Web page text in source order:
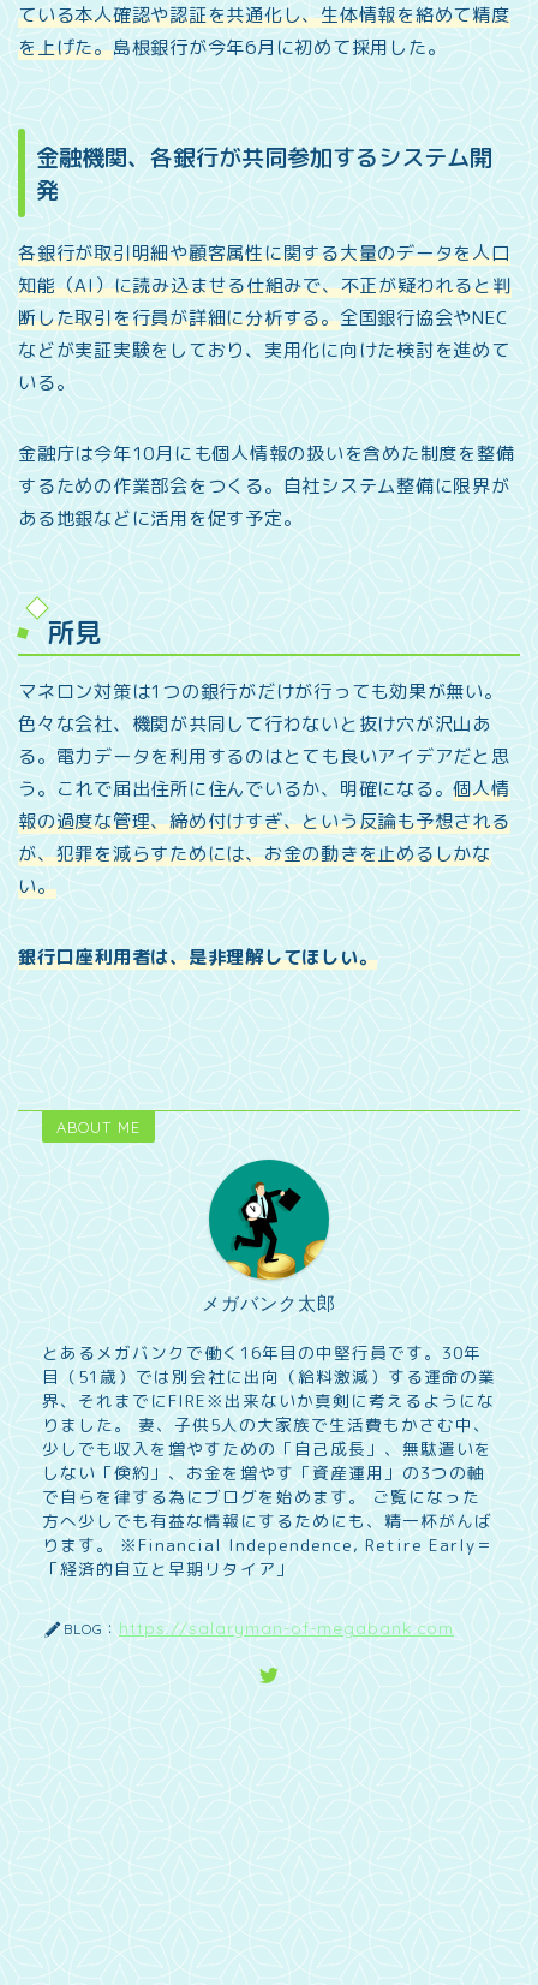
ている本人確認や認証を共通化し、生体情報を絡めて精度
を上げた。島根銀行が今年6月に初めて採用した。
金融機関、各銀行が共同参加するシステム開
発
各銀行が取引明細や顧客属性に関する大量のデータを人口
知能（AI）に読み込ませる仕組みで、不正が疑われると判
断した取引を行員が詳細に分析する。全国銀行協会やNEC
などが実証実験をしており、実用化に向けた検討を進めて
いる。
金融庁は今年10月にも個人情報の扱いを含めた制度を整備
するための作業部会をつくる。自社システム整備に限界が
ある地銀などに活用を促す予定。
所見
マネロン対策は1つの銀行がだけが行っても効果が無い。
色々な会社、機関が共同して行わないと抜け穴が沢山あ
る。電力データを利用するのはとても良いアイデアだと思
う。これで届出住所に住んでいるか、明確になる。個人情
報の過度な管理、締め付けすぎ、という反論も予想される
が、犯罪を減らすためには、お金の動きを止めるしかな
い。
銀行口座利用者は、是非理解してほしい。
ABOUT ME
メガバンク太郎
とあるメガバンクで働く16年目の中堅行員です。30年
目（51歳）では別会社に出向（給料激減）する運命の業
界、それまでにFIRE※出来ないか真剣に考えるようにな
りました。 妻、子供5人の大家族で生活費もかさむ中、
少しでも収入を増やすための「自己成長」、無駄遣いを
しない「倹約」、お金を増やす「資産運用」の3つの軸
で自らを律する為にブログを始めます。 ご覧になった
方へ少しでも有益な情報にするためにも、精一杯がんば
ります。 ※Financial Independence, Retire Early＝
「経済的自立と早期リタイア」
BLOG： https://salaryman-of-megabank.com